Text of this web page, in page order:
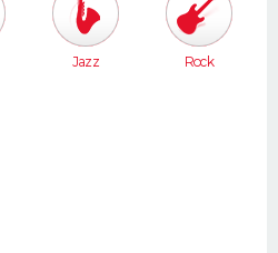
Jazz Rock